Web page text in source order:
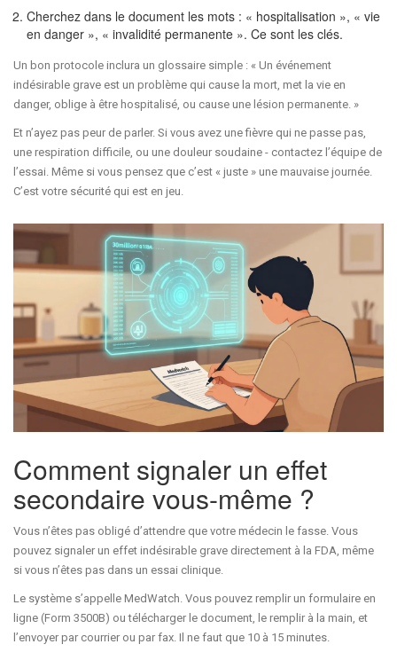
Cherchez dans le document les mots : « hospitalisation », « vie
en danger », « invalidité permanente ». Ce sont les clés.
Un bon protocole inclura un glossaire simple : « Un événement
indésirable grave est un problème qui cause la mort, met la vie en
danger, oblige à être hospitalisé, ou cause une lésion permanente. »
Et n’ayez pas peur de parler. Si vous avez une fièvre qui ne passe pas,
une respiration difficile, ou une douleur soudaine - contactez l’équipe de
l’essai. Même si vous pensez que c’est « juste » une mauvaise journée.
C’est votre sécurité qui est en jeu.
Comment signaler un effet
secondaire vous-même ?
Vous n’êtes pas obligé d’attendre que votre médecin le fasse. Vous
pouvez signaler un effet indésirable grave directement à la FDA, même
si vous n’êtes pas dans un essai clinique.
Le système s’appelle MedWatch. Vous pouvez remplir un formulaire en
ligne (Form 3500B) ou télécharger le document, le remplir à la main, et
l’envoyer par courrier ou par fax. Il ne faut que 10 à 15 minutes.